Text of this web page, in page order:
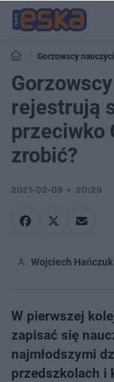
Gorzowscy
Co muszą zrobić?
rejestrują
przeciwko
zrobić?
2021-02-09 20:29
Wojciech Hańczuk
W pierwszej
zapisać się
najmłodszymi
przedszkolach i